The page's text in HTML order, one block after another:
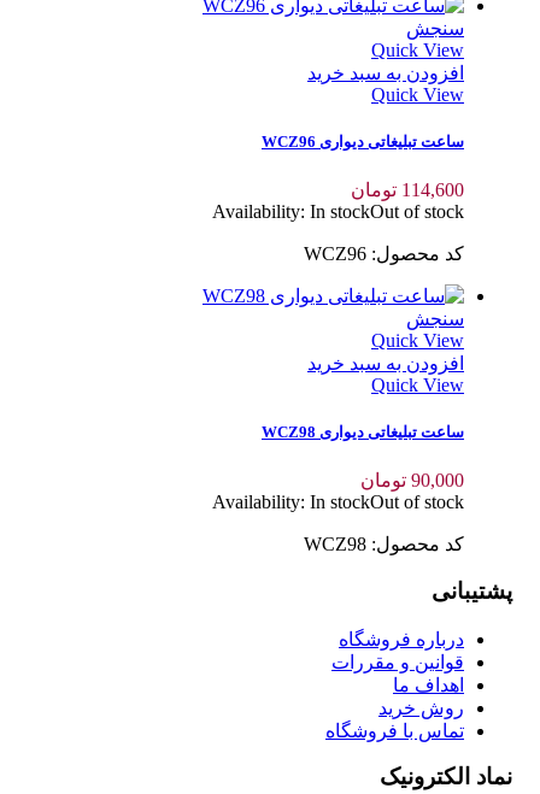
سنجش
Quick View
افزودن به سبد خرید
Quick View
ساعت تبلیغاتی دیواری WCZ96
114,600 تومان
Availability:In stockOut of stock
کد محصول: WCZ96
سنجش
Quick View
افزودن به سبد خرید
Quick View
ساعت تبلیغاتی دیواری WCZ98
90,000 تومان
Availability:In stockOut of stock
کد محصول: WCZ98
پشتیبانی
درباره فروشگاه
قوانین و مقررات
اهداف ما
روش خرید
تماس با فروشگاه
نماد الکترونیک